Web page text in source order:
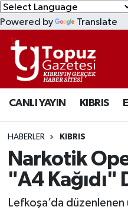
Powered by Translate
CANLI YAYIN KIBRIS
HABERLER KIBRIS
Narkotik
"A4 Kağıdı"
Lefkoşa’da
KIBRIS
DÜNYA
EKONOMİ
MAGAZİN
SAĞLIK
SPOR
Lefkoşa Nöbetçi
Lefkoşa Hava
Lefkoşa Trafik
Süper Lig Puan
Tüm Manşetler
Son Dakika Haberleri